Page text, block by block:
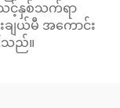
သင့်နှစ်သက်ရာ
ချယ်မီ အကောင်း
သည်။